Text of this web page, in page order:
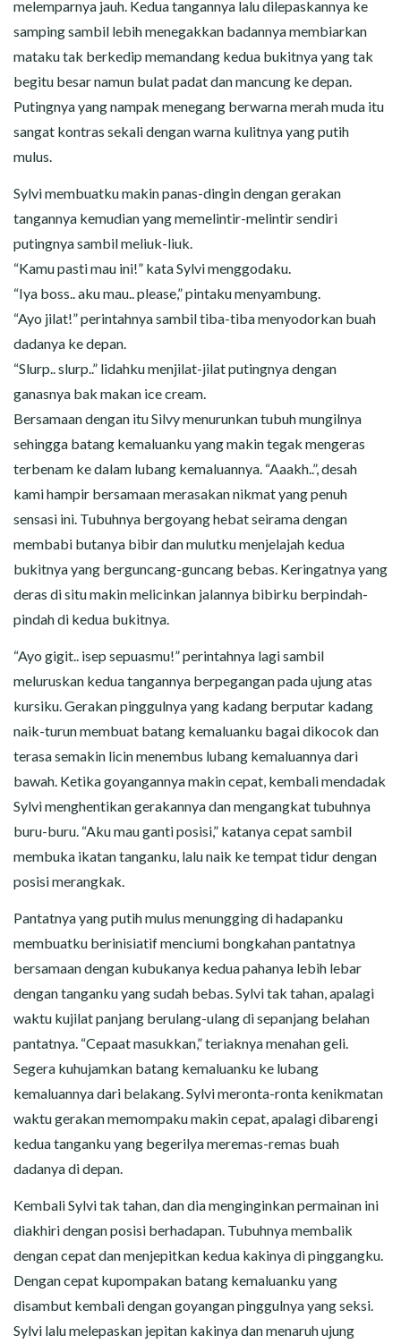
melemparnya jauh. Kedua tangannya lalu dilepaskannya ke
samping sambil lebih menegakkan badannya membiarkan
mataku tak berkedip memandang kedua bukitnya yang tak
begitu besar namun bulat padat dan mancung ke depan.
Putingnya yang nampak menegang berwarna merah muda itu
sangat kontras sekali dengan warna kulitnya yang putih
mulus.
Sylvi membuatku makin panas-dingin dengan gerakan
tangannya kemudian yang memelintir-melintir sendiri
putingnya sambil meliuk-liuk.
“Kamu pasti mau ini!” kata Sylvi menggodaku.
“Iya boss.. aku mau.. please,” pintaku menyambung.
“Ayo jilat!” perintahnya sambil tiba-tiba menyodorkan buah
dadanya ke depan.
“Slurp.. slurp..” lidahku menjilat-jilat putingnya dengan
ganasnya bak makan ice cream.
Bersamaan dengan itu Silvy menurunkan tubuh mungilnya
sehingga batang kemaluanku yang makin tegak mengeras
terbenam ke dalam lubang kemaluannya. “Aaakh..”, desah
kami hampir bersamaan merasakan nikmat yang penuh
sensasi ini. Tubuhnya bergoyang hebat seirama dengan
membabi butanya bibir dan mulutku menjelajah kedua
bukitnya yang berguncang-guncang bebas. Keringatnya yang
deras di situ makin melicinkan jalannya bibirku berpindah-
pindah di kedua bukitnya.
“Ayo gigit.. isep sepuasmu!” perintahnya lagi sambil
meluruskan kedua tangannya berpegangan pada ujung atas
kursiku. Gerakan pinggulnya yang kadang berputar kadang
naik-turun membuat batang kemaluanku bagai dikocok dan
terasa semakin licin menembus lubang kemaluannya dari
bawah. Ketika goyangannya makin cepat, kembali mendadak
Sylvi menghentikan gerakannya dan mengangkat tubuhnya
buru-buru. “Aku mau ganti posisi,” katanya cepat sambil
membuka ikatan tanganku, lalu naik ke tempat tidur dengan
posisi merangkak.
Pantatnya yang putih mulus menungging di hadapanku
membuatku berinisiatif menciumi bongkahan pantatnya
bersamaan dengan kubukanya kedua pahanya lebih lebar
dengan tanganku yang sudah bebas. Sylvi tak tahan, apalagi
waktu kujilat panjang berulang-ulang di sepanjang belahan
pantatnya. “Cepaat masukkan,” teriaknya menahan geli.
Segera kuhujamkan batang kemaluanku ke lubang
kemaluannya dari belakang. Sylvi meronta-ronta kenikmatan
waktu gerakan memompaku makin cepat, apalagi dibarengi
kedua tanganku yang begerilya meremas-remas buah
dadanya di depan.
Kembali Sylvi tak tahan, dan dia menginginkan permainan ini
diakhiri dengan posisi berhadapan. Tubuhnya membalik
dengan cepat dan menjepitkan kedua kakinya di pinggangku.
Dengan cepat kupompakan batang kemaluanku yang
disambut kembali dengan goyangan pinggulnya yang seksi.
Sylvi lalu melepaskan jepitan kakinya dan menaruh ujung